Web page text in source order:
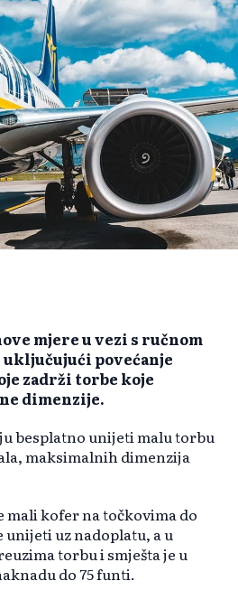
mjere u vezi s ručnom
povećanje
zadrži torbe koje
dimenzije.
besplatno unijeti malu torbu
maksimalnih dimenzija
mali kofer na točkovima do
unijeti uz nadoplatu, a u
torbu i smješta je u
do 75 funti.